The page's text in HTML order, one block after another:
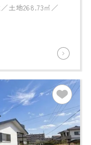
土地268.73㎡／